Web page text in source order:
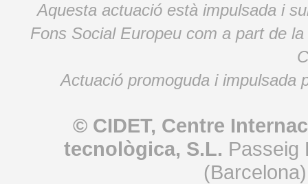
Aquesta actuació està impulsada i
Fons Social Europeu com a part de
Actuació promoguda i impulsada
© CIDET, Centre
tecnològica, S.L. Passeig